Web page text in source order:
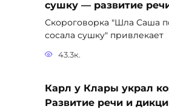
сушку — развитие
Скороговорка "Шла Саша
сосала сушку" привлекает
43.3к.
Карл у Клары украл
Развитие речи и